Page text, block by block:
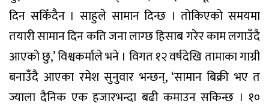
दिन सकिँदैन । साहुले सामान दिन्छ । तोकिएको समयमा
तयारी सामान दिन कति जना लाग्छ हिसाब गरेर काम लगाउँदै
आएको छु,’ विश्वकर्माले भने । विगत १२ वर्षदेखि तामाका गाग्री
बनाउँदै आएका रमेश सुनुवार भन्छन्, ‘सामान बिक्री भए त
ज्याला दैनिक एक हजारभन्दा बढी कमाउन सकिन्छ । १०